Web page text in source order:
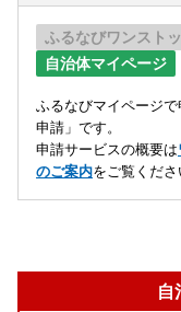
ふるなびワンスト
自治体マイページ
ふるなびマイページ
申請」です。
申請サービスの概要は
のご案内をご覧くださ
自